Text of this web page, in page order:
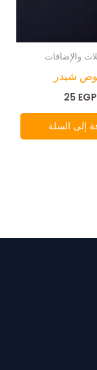
والإضافات
شيدر
25 EGP
إلى السلة